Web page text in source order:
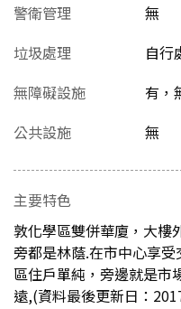
警衛管理
無
垃圾處理
自行
無障礙設施
有，
公共設施
無
主要特色
敦化學區雙併華廈，大樓
旁都是林蔭.在市中心享
區住戶單純，旁邊就是市
遠,(資料最後更新日：